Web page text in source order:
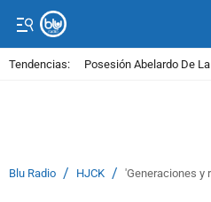
Tendencias: Posesión Abelardo De
Blu Radio / HJCK / 'Generaciones y